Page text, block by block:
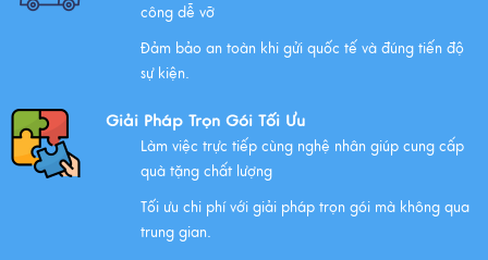
công dễ vỡ
Đảm bảo an toàn khi gửi quốc tế và đúng tiến độ
sự kiện.
Giải Pháp Trọn Gói Tối Ưu
Làm việc trực tiếp cùng nghệ nhân giúp cung cấp
quà tặng chất lượng
Tối ưu chi phí với giải pháp trọn gói mà không qua
trung gian.